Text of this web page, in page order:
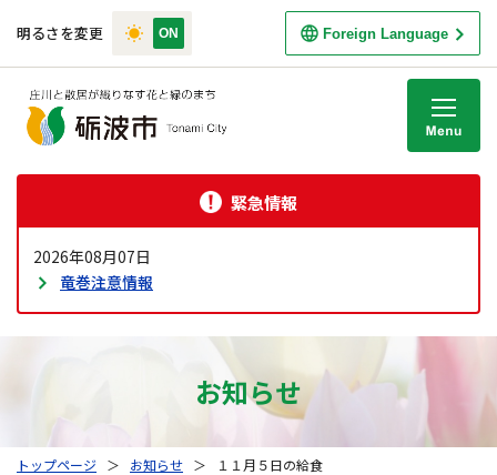
明るさを変更 Foreign Language
緊急情報
2026年08月07日
竜巻注意情報
お知らせ
トップページ ＞ お知らせ ＞ １１月５日の給食